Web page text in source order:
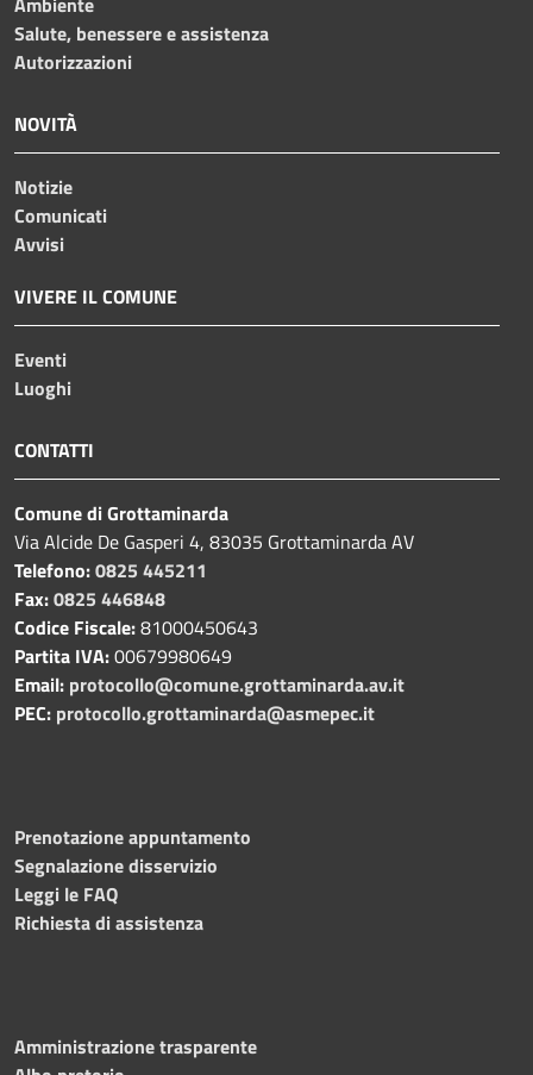
Salute, benessere e assistenza
Autorizzazioni
NOVITÀ
Notizie
Comunicati
Avvisi
VIVERE IL COMUNE
Eventi
Luoghi
CONTATTI
Comune di Grottaminarda
Via Alcide De Gasperi 4, 83035 Grottaminarda AV
Telefono:0825 445211
Fax:0825 446848
Codice Fiscale:81000450643
Partita IVA:00679980649
Email: protocollo@comune.grottaminarda.av.it
PEC: protocollo.grottaminarda@asmepec.it
Prenotazione appuntamento
Segnalazione disservizio
Leggi le FAQ
Richiesta di assistenza
Amministrazione trasparente